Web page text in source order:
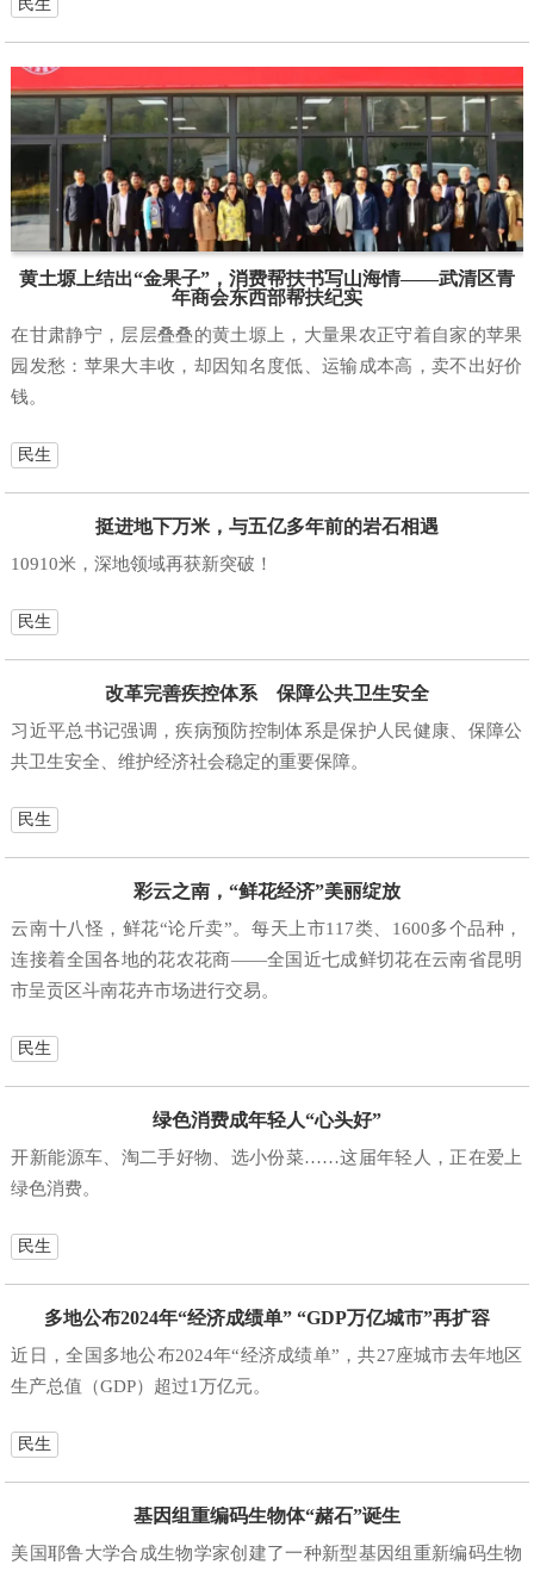
民生
黄土塬上结出“金果子”，消费帮扶书写山海情——武清区青
年商会东西部帮扶纪实
在甘肃静宁，层层叠叠的黄土塬上，大量果农正守着自家的苹果
园发愁：苹果大丰收，却因知名度低、运输成本高，卖不出好价
钱。
民生
挺进地下万米，与五亿多年前的岩石相遇
10910米，深地领域再获新突破！
民生
改革完善疾控体系 保障公共卫生安全
习近平总书记强调，疾病预防控制体系是保护人民健康、保障公
共卫生安全、维护经济社会稳定的重要保障。
民生
彩云之南，“鲜花经济”美丽绽放
云南十八怪，鲜花“论斤卖”。每天上市117类、1600多个品种，
连接着全国各地的花农花商——全国近七成鲜切花在云南省昆明
市呈贡区斗南花卉市场进行交易。
民生
绿色消费成年轻人“心头好”
开新能源车、淘二手好物、选小份菜……这届年轻人，正在爱上
绿色消费。
民生
多地公布2024年“经济成绩单” “GDP万亿城市”再扩容
近日，全国多地公布2024年“经济成绩单”，共27座城市去年地区
生产总值（GDP）超过1万亿元。
民生
基因组重编码生物体“赭石”诞生
美国耶鲁大学合成生物学家创建了一种新型基因组重新编码生物